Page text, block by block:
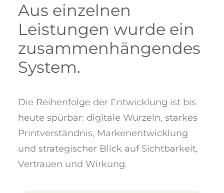
Aus einzelnen
Leistungen wurde ein
zusammenhängendes
System.
Die Reihenfolge der Entwicklung ist bis
heute spürbar: digitale Wurzeln, starkes
Printverständnis, Markenentwicklung
und strategischer Blick auf Sichtbarkeit,
Vertrauen und Wirkung.